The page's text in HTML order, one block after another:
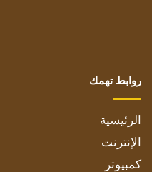
روابط تهمك
الرئيسية
الإنترنت
كمبيوتر